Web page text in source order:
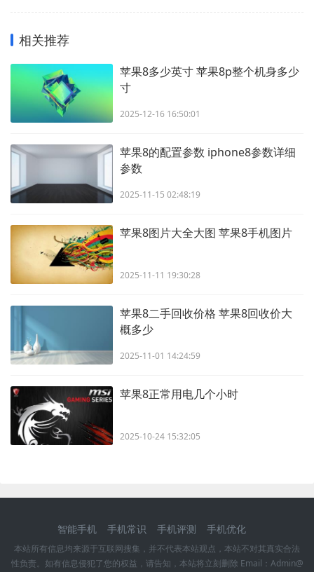
相关推荐
苹果8多少英寸 苹果8p整个机身多少
寸
2025-12-16 16:50:01
苹果8的配置参数 iphone8参数详细
参数
2025-11-15 02:48:19
苹果8图片大全大图 苹果8手机图片
2025-11-11 19:30:28
苹果8二手回收价格 苹果8回收价大
概多少
2025-11-01 14:24:59
苹果8正常用电几个小时
2025-10-24 15:32:05
智能手机 手机常识 手机评测 手机优化
本站所有信息均来源于互联网搜集，并不代表本站观点，本站不对其真实合法
性负责。如有信息侵犯了您的权益，请告知，本站将立刻删除 Email：Admin@